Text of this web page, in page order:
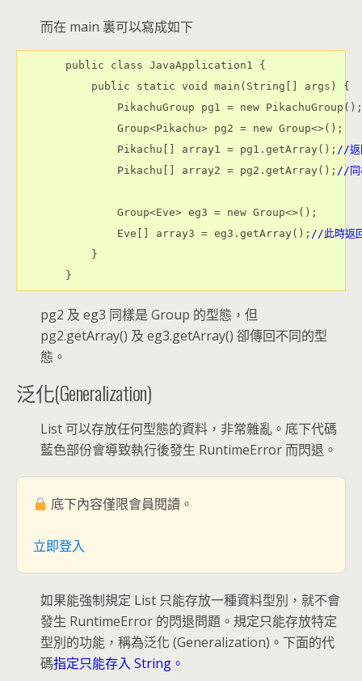
而在 main 裏可以寫成如下
public class JavaApplication1 {
    public static void main(String[] args) {
        PikachuGroup pg1 = new PikachuGroup();
        Group<Pikachu> pg2 = new Group<>();
        Pikachu[] array1 = pg1.getArray();
//返
        Pikachu[] array2 = pg2.getArray();
//同
        Group<Eve> eg3 = new Group<>();
        Eve[] array3 = eg3.getArray();
//此時返
    }
}
pg2 及 eg3 同樣是 Group 的型態，但
pg2.getArray() 及 eg3.getArray() 卻傳回不同的型
態。
泛化(Generalization)
List 可以存放任何型態的資料，非常雜亂。底下代碼
藍色部份會導致執行後發生 RuntimeError 而閃退。
底下內容僅限會員閱讀。
立即登入
如果能強制規定 List 只能存放一種資料型別，就不會
發生 RuntimeError 的閃退問題。規定只能存放特定
型別的功能，稱為泛化 (Generalization)。下面的代
碼指定只能存入 String。